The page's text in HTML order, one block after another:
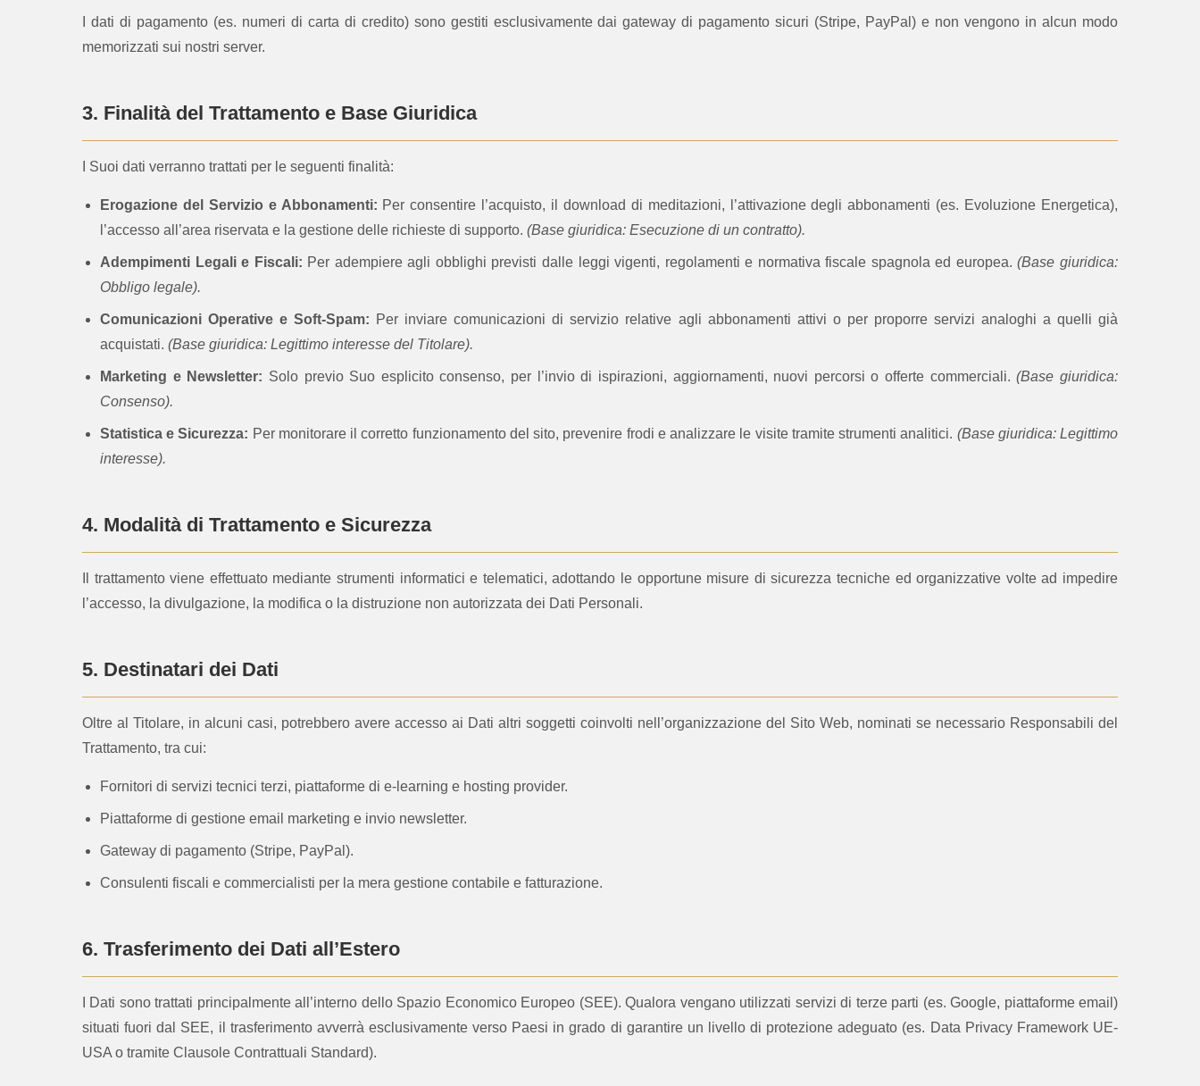
I dati di pagamento (es. numeri di carta di credito) sono gestiti esclusivamente dai gateway di pagamento sicuri (Stripe, PayPal) e non vengono in alcun modo
memorizzati sui nostri server.
3. Finalità del Trattamento e Base Giuridica
I Suoi dati verranno trattati per le seguenti finalità:
Erogazione del Servizio e Abbonamenti: Per consentire l’acquisto, il download di meditazioni, l’attivazione degli abbonamenti (es. Evoluzione Energetica),
l’accesso all’area riservata e la gestione delle richieste di supporto. (Base giuridica: Esecuzione di un contratto).
Adempimenti Legali e Fiscali: Per adempiere agli obblighi previsti dalle leggi vigenti, regolamenti e normativa fiscale spagnola ed europea.(Base giuridica:
Obbligo legale).
Comunicazioni Operative e Soft-Spam: Per inviare comunicazioni di servizio relative agli abbonamenti attivi o per proporre servizi analoghi a quelli già
acquistati. (Base giuridica: Legittimo interesse del Titolare).
Marketing e Newsletter: Solo previo Suo esplicito consenso, per l’invio di ispirazioni, aggiornamenti, nuovi percorsi o offerte commerciali.(Base giuridica:
Consenso).
Statistica e Sicurezza: Per monitorare il corretto funzionamento del sito, prevenire frodi e analizzare le visite tramite strumenti analitici. (Base giuridica: Legittimo
interesse).
4. Modalità di Trattamento e Sicurezza
Il trattamento viene effettuato mediante strumenti informatici e telematici, adottando le opportune misure di sicurezza tecniche ed organizzative volte ad impedire
l’accesso, la divulgazione, la modifica o la distruzione non autorizzata dei Dati Personali.
5. Destinatari dei Dati
Oltre al Titolare, in alcuni casi, potrebbero avere accesso ai Dati altri soggetti coinvolti nell’organizzazione del Sito Web, nominati se necessario Responsabili del
Trattamento, tra cui:
Fornitori di servizi tecnici terzi, piattaforme di e-learning e hosting provider.
Piattaforme di gestione email marketing e invio newsletter.
Gateway di pagamento (Stripe, PayPal).
Consulenti fiscali e commercialisti per la mera gestione contabile e fatturazione.
6. Trasferimento dei Dati all’Estero
I Dati sono trattati principalmente all’interno dello Spazio Economico Europeo (SEE). Qualora vengano utilizzati servizi di terze parti (es. Google, piattaforme email)
situati fuori dal SEE, il trasferimento avverrà esclusivamente verso Paesi in grado di garantire un livello di protezione adeguato (es. Data Privacy Framework UE-
USA o tramite Clausole Contrattuali Standard).